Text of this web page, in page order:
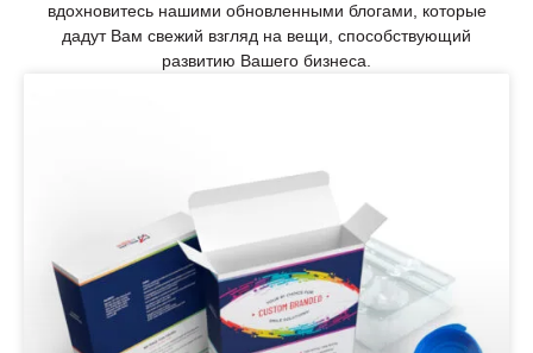
вдохновитесь нашими обновленными блогами, которые
дадут Вам свежий взгляд на вещи, способствующий
развитию Вашего бизнеса.